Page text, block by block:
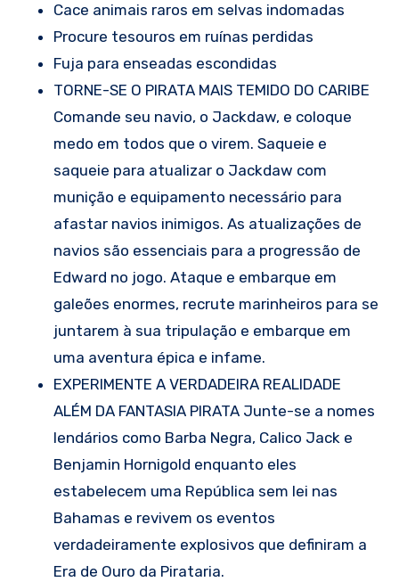
Cace animais raros em selvas indomadas
Procure tesouros em ruínas perdidas
Fuja para enseadas escondidas
TORNE-SE O PIRATA MAIS TEMIDO DO CARIBE
Comande seu navio, o Jackdaw, e coloque
medo em todos que o virem. Saqueie e
saqueie para atualizar o Jackdaw com
munição e equipamento necessário para
afastar navios inimigos. As atualizações de
navios são essenciais para a progressão de
Edward no jogo. Ataque e embarque em
galeões enormes, recrute marinheiros para se
juntarem à sua tripulação e embarque em
uma aventura épica e infame.
EXPERIMENTE A VERDADEIRA REALIDADE
ALÉM DA FANTASIA PIRATA Junte-se a nomes
lendários como Barba Negra, Calico Jack e
Benjamin Hornigold enquanto eles
estabelecem uma República sem lei nas
Bahamas e revivem os eventos
verdadeiramente explosivos que definiram a
Era de Ouro da Pirataria.